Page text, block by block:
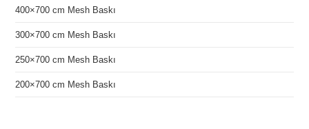
400×700 cm Mesh Baskı
300×700 cm Mesh Baskı
250×700 cm Mesh Baskı
200×700 cm Mesh Baskı